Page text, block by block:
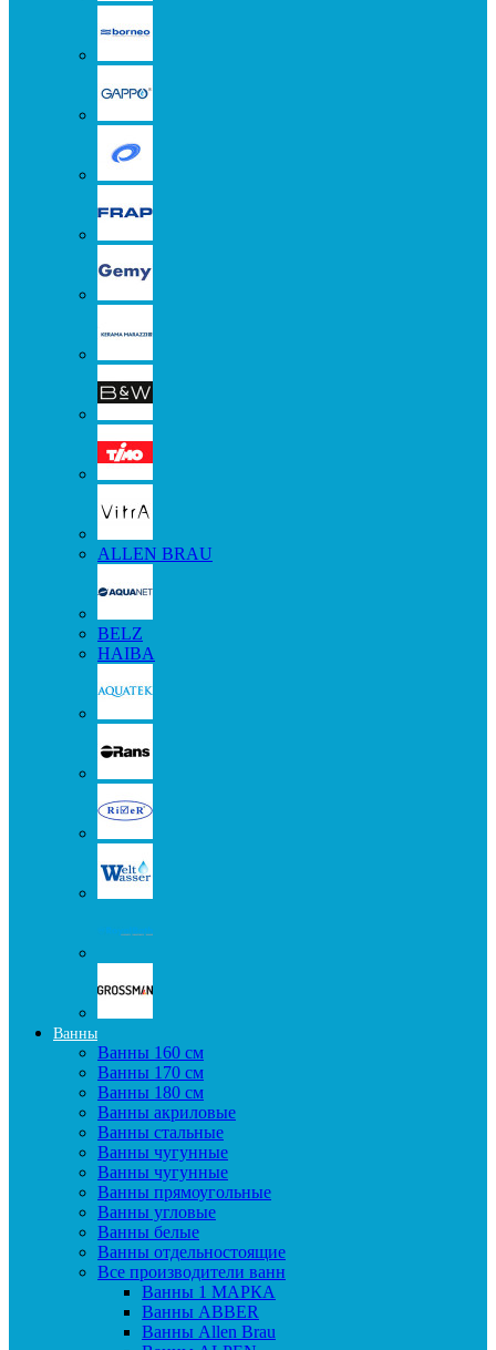
ALLEN BRAU
BELZ
HAIBA
Ванны
Ванны 160 см
Ванны 170 см
Ванны 180 см
Ванны акриловые
Ванны стальные
Ванны чугунные
Ванны чугунные
Ванны прямоугольные
Ванны угловые
Ванны белые
Ванны отдельностоящие
Все производители ванн
Ванны 1 МАРКА
Ванны ABBER
Ванны Allen Brau